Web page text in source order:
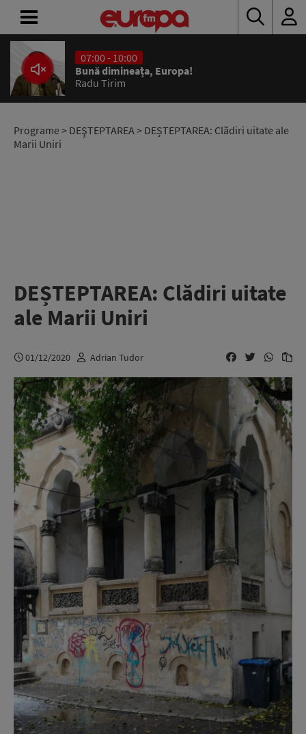
07:00 - 10:00
Bună dimineața, Europa!
Radu Tirim
Programe> DEŞTEPTAREA> DEȘTEPTAREA: Clădiri uitate ale
Marii Uniri
DEȘTEPTAREA: Clădiri uitate
ale Marii Uniri
01/12/2020 Adrian Tudor
ACASĂ
ȘTIRI
RADIO